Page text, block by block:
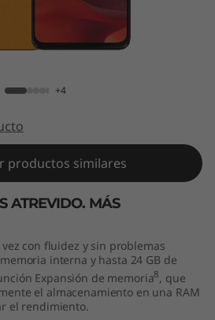
+4
productos similares
ATREVIDO. MÁS
con fluidez y sin problemas
interna y hasta 24 GB de
Expansión de memoria8, que
el almacenamiento en una RAM
el rendimiento.